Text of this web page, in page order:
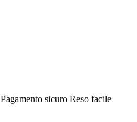
Pagamento sicuro Reso facile